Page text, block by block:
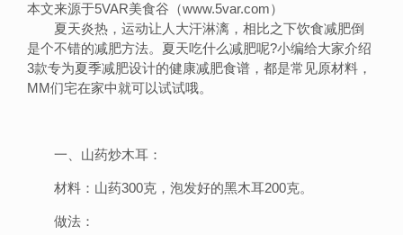
本文来源于5VAR美食谷（www.5var.com）
夏天炎热，运动让人大汗淋漓，相比之下饮食减肥倒
是个不错的减肥方法。夏天吃什么减肥呢?小编给大家介绍
3款专为夏季减肥设计的健康减肥食谱，都是常见原材料，
MM们宅在家中就可以试试哦。
一、山药炒木耳：
材料：山药300克，泡发好的黑木耳200克。
做法：